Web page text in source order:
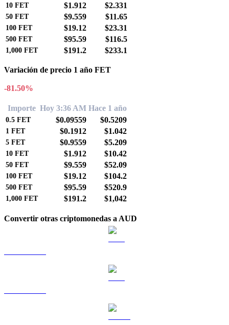
10 FET $1.912 $2.331
50 FET $9.559 $11.65
100 FET $19.12 $23.31
500 FET $95.59 $116.5
1,000 FET $191.2 $233.1
Variación de precio 1 año FET
-81.50%
Importe Hoy 3:36 AM Hace 1 año
0.5 FET $0.09559 $0.5209
1 FET $0.1912 $1.042
5 FET $0.9559 $5.209
10 FET $1.912 $10.42
50 FET $9.559 $52.09
100 FET $19.12 $104.2
500 FET $95.59 $520.9
1,000 FET $191.2 $1,042
Convertir otras criptomonedas a AUD